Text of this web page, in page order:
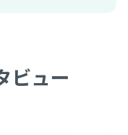
ビュー